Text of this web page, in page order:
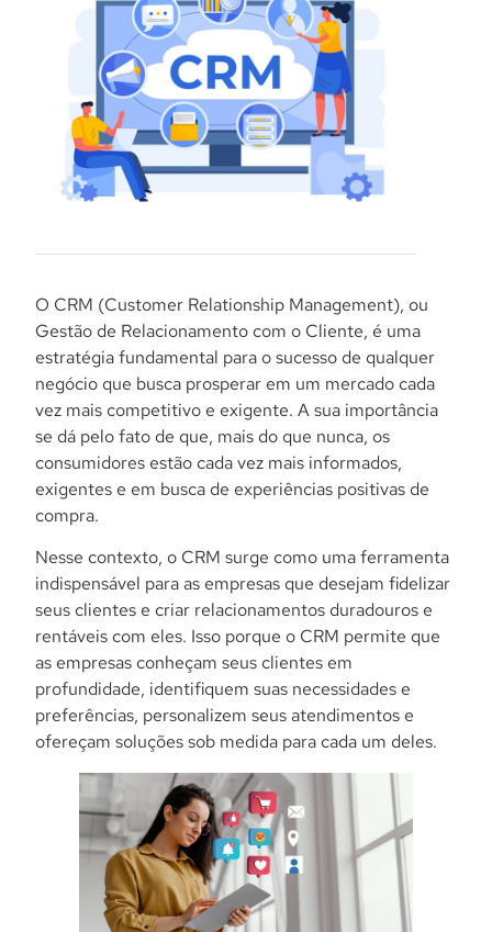
O CRM (Customer Relationship Management), ou
Gestão de Relacionamento com o Cliente, é uma
estratégia fundamental para o sucesso de qualquer
negócio que busca prosperar em um mercado cada
vez mais competitivo e exigente. A sua importância
se dá pelo fato de que, mais do que nunca, os
consumidores estão cada vez mais informados,
exigentes e em busca de experiências positivas de
compra.
Nesse contexto, o CRM surge como uma ferramenta
indispensável para as empresas que desejam fidelizar
seus clientes e criar relacionamentos duradouros e
rentáveis com eles. Isso porque o CRM permite que
as empresas conheçam seus clientes em
profundidade, identifiquem suas necessidades e
preferências, personalizem seus atendimentos e
ofereçam soluções sob medida para cada um deles.